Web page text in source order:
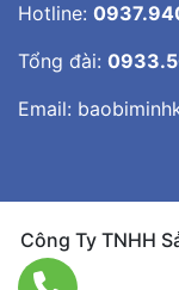
Hotline:
Tổng đài:
Email:
Công Ty TNHH